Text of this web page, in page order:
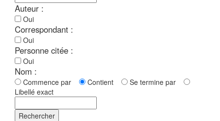
Auteur :
Oui
Correspondant :
Oui
Personne citée :
Oui
Nom :
Commence par Contient
Se termine par
Libellé exact
Rechercher